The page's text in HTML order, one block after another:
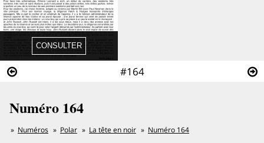
#164
Numéro 164
Numéros Polar La tête en noir Numéro 164